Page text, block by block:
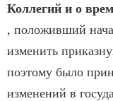
Коллегий и о
, положивший
изменить
поэтому было
изменений в